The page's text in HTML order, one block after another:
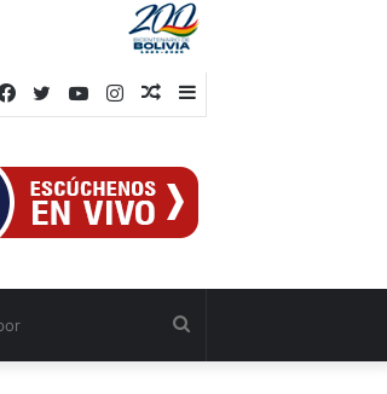
Barra
Publicación
azar
Instagram
YouTube
Twitter
Facebook